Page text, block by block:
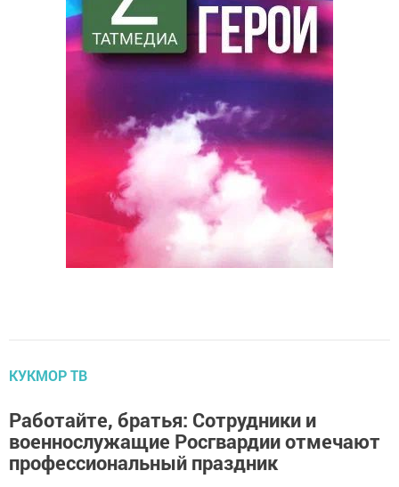
КУКМОР ТВ
Работайте, братья: Сотрудники и
военнослужащие Росгвардии отмечают
профессиональный праздник